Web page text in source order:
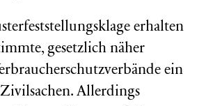
erhalten
gesetzlich näher
ein
Allerdings